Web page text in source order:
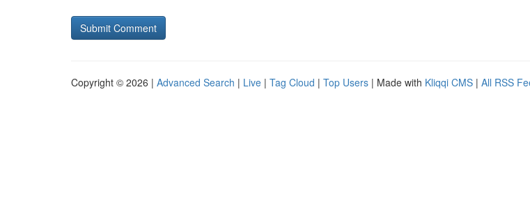
Copyright © 2026 | Advanced Search | Live | Tag Cloud | Top Users | Made with Kliqqi CMS | All RSS